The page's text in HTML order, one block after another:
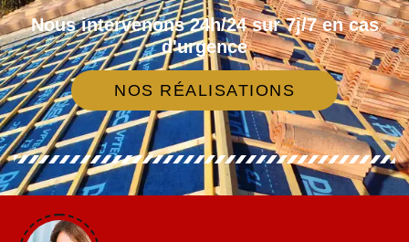
Nous intervenons 24h/24 sur 7j/7 en cas
d'urgence
NOS RÉALISATIONS